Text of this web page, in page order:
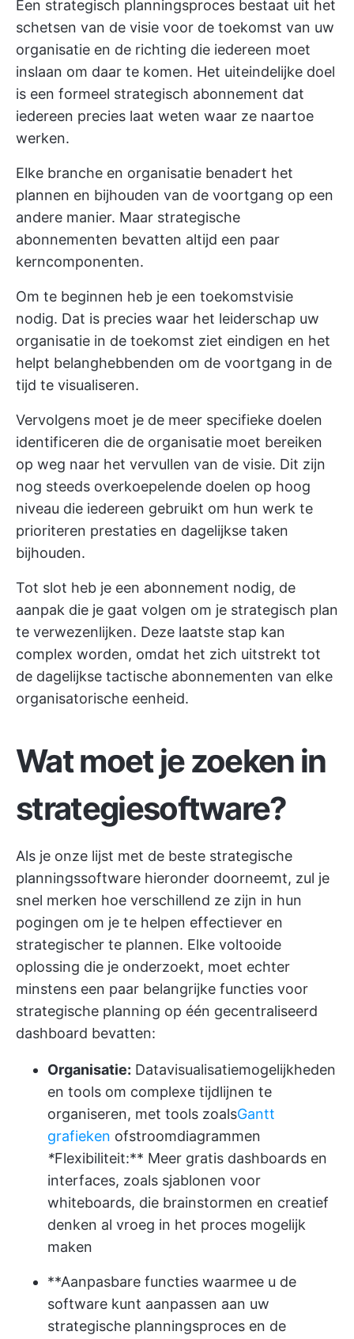
Een strategisch planningsproces bestaat uit het
schetsen van de visie voor de toekomst van uw
organisatie en de richting die iedereen moet
inslaan om daar te komen. Het uiteindelijke doel
is een formeel strategisch abonnement dat
iedereen precies laat weten waar ze naartoe
werken.
Elke branche en organisatie benadert het
plannen en bijhouden van de voortgang op een
andere manier. Maar strategische
abonnementen bevatten altijd een paar
kerncomponenten.
Om te beginnen heb je een toekomstvisie
nodig. Dat is precies waar het leiderschap uw
organisatie in de toekomst ziet eindigen en het
helpt belanghebbenden om de voortgang in de
tijd te visualiseren.
Vervolgens moet je de meer specifieke doelen
identificeren die de organisatie moet bereiken
op weg naar het vervullen van de visie. Dit zijn
nog steeds overkoepelende doelen op hoog
niveau die iedereen gebruikt om hun werk te
prioriteren prestaties en dagelijkse taken
bijhouden.
Tot slot heb je een abonnement nodig, de
aanpak die je gaat volgen om je strategisch plan
te verwezenlijken. Deze laatste stap kan
complex worden, omdat het zich uitstrekt tot
de dagelijkse tactische abonnementen van elke
organisatorische eenheid.
Wat moet je zoeken in
strategiesoftware?
Als je onze lijst met de beste strategische
planningssoftware hieronder doorneemt, zul je
snel merken hoe verschillend ze zijn in hun
pogingen om je te helpen effectiever en
strategischer te plannen. Elke voltooide
oplossing die je onderzoekt, moet echter
minstens een paar belangrijke functies voor
strategische planning op één gecentraliseerd
dashboard bevatten:
Organisatie: Datavisualisatiemogelijkheden
en tools om complexe tijdlijnen te
organiseren, met tools zoalsGantt
grafieken ofstroomdiagrammen
*Flexibiliteit:** Meer gratis dashboards en
interfaces, zoals sjablonen voor
whiteboards, die brainstormen en creatief
denken al vroeg in het proces mogelijk
maken
**Aanpasbare functies waarmee u de
software kunt aanpassen aan uw
strategische planningsproces en de